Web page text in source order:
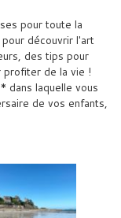
pour toute la
découvrir l'art
des tips pour
profiter de la vie !
dans laquelle vous
de vos enfants,